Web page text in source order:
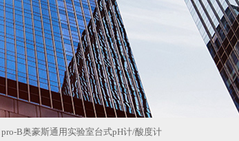
pro-B奥豪斯通用实验室台式pH计/酸度计